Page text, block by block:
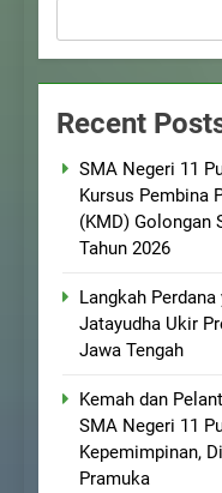
Recent
SMA Negeri 11
Kursus Pembina
(KMD) Golongan
Tahun 2026
Langkah
Jatayudha Ukir
Jawa Tengah
Kemah dan
SMA Negeri 11
Kepemimpinan,
Pramuka